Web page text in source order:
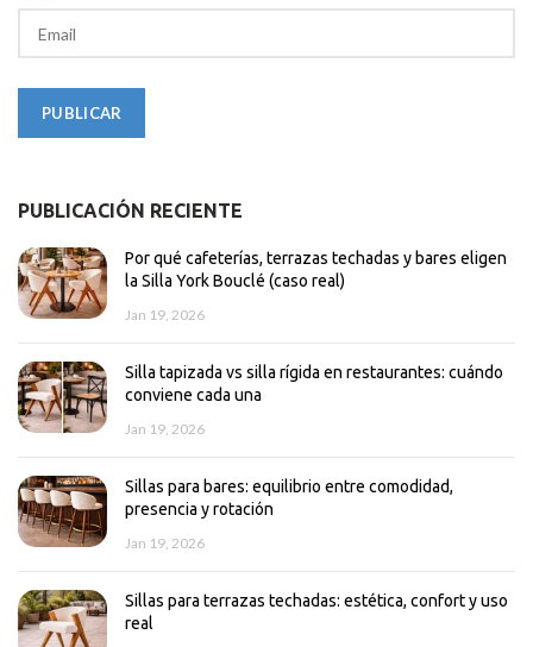
PUBLICACIÓN RECIENTE
Por qué cafeterías, terrazas techadas y bares eligen
la Silla York Bouclé (caso real)
Jan 19, 2026
Silla tapizada vs silla rígida en restaurantes: cuándo
conviene cada una
Jan 19, 2026
Sillas para bares: equilibrio entre comodidad,
presencia y rotación
Jan 19, 2026
Sillas para terrazas techadas: estética, confort y uso
real